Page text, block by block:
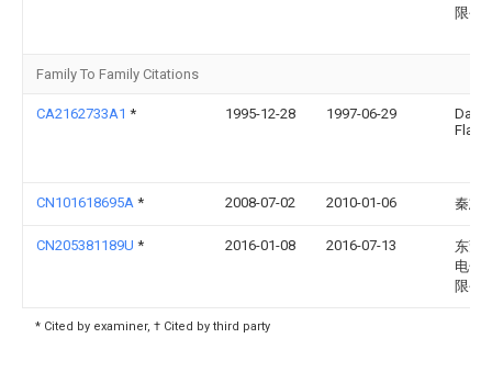
限公
Family To Family Citations
CA2162733A1 * 1995-12-28 1997-06-29
CN101618695A * 2008-07-02 2010-01-06 秦志
CN205381189U * 2016-01-08 2016-07-13
东莞
电子
限公
* Cited by examiner, † Cited by third party